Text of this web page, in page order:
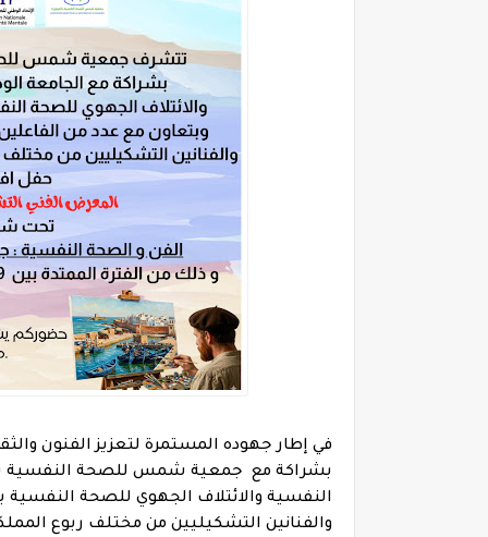
بشراكة مع جمعية شمس للصحة النفسية
النفسية والائتلاف الجهوي للصحة
والفنانين التشكيليين من مختلف ربوع